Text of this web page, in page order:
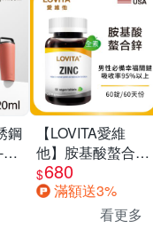
鋼
【LOVITA愛維
他】胺基酸螯合鋅
x2瓶30mg素食錠
(鋅錠)
$680
滿額送3%
看更多